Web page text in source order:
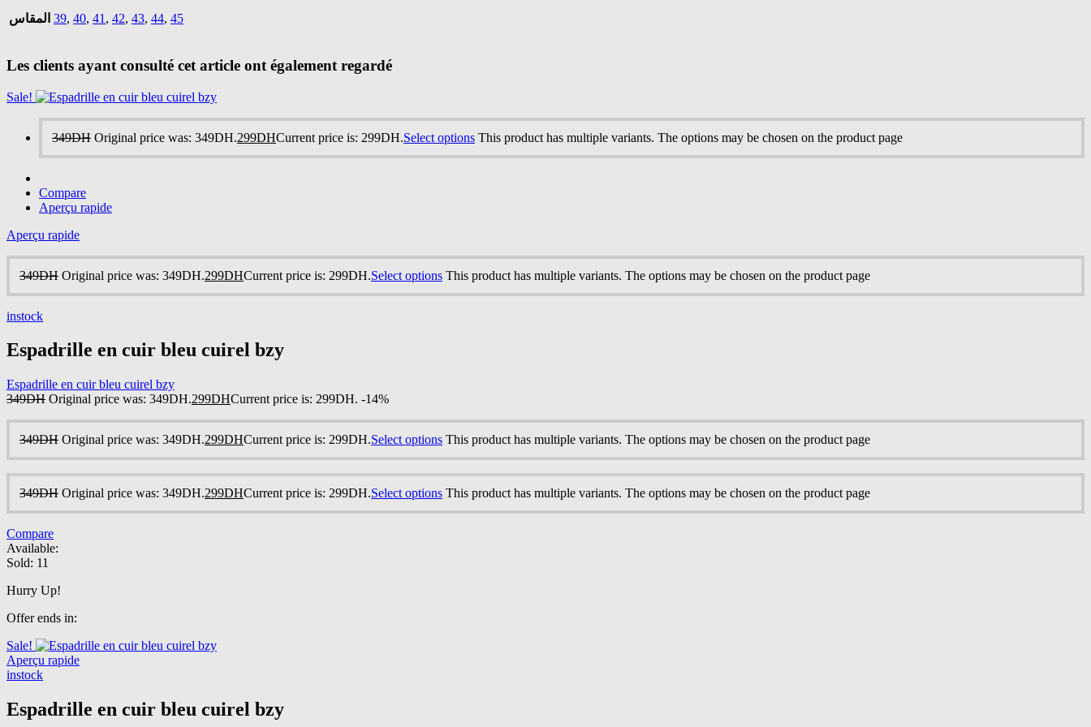
المقاس 39, 40, 41 , 42, 43, 44, 45
Les clients ayant consulté cet article ont également regardé
Sale!
349DH Original price was: 349DH.299DHCurrent price is: 299DH.Select options This product has multiple variants. The options may be chosen on the product page
Compare
Aperçu rapide
Aperçu rapide
349DH Original price was: 349DH.299DHCurrent price is: 299DH.Select options This product has multiple variants. The options may be chosen on the product page
instock
Espadrille en cuir bleu cuirel bzy
Espadrille en cuir bleu cuirel bzy
349DH Original price was: 349DH.299DHCurrent price is: 299DH. -14%
349DH Original price was: 349DH.299DHCurrent price is: 299DH.Select options This product has multiple variants. The options may be chosen on the product page
349DH Original price was: 349DH.299DHCurrent price is: 299DH.Select options This product has multiple variants. The options may be chosen on the product page
Compare
Available:
Sold: 11
Hurry Up!
Offer ends in:
Sale!
Aperçu rapide
instock
Espadrille en cuir bleu cuirel bzy